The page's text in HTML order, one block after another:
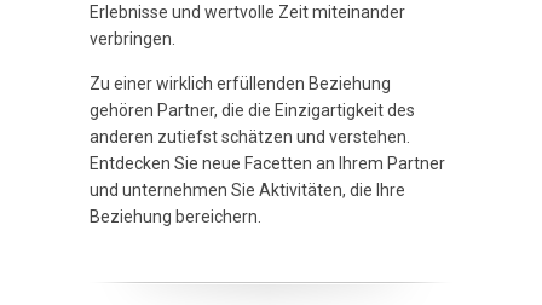
Erlebnisse und wertvolle Zeit miteinander
verbringen.
Zu einer wirklich erfüllenden Beziehung
gehören Partner, die die Einzigartigkeit des
anderen zutiefst schätzen und verstehen.
Entdecken Sie neue Facetten an Ihrem Partner
und unternehmen Sie Aktivitäten, die Ihre
Beziehung bereichern.